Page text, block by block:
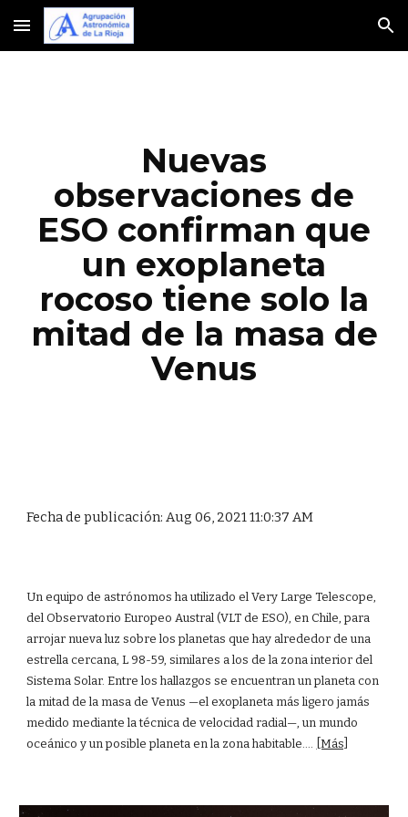
Skip to main content Skip to navigation
Nuevas
observaciones de
ESO confirman que
un exoplaneta
rocoso tiene solo la
mitad de la masa de
Venus
Fecha de publicación: Aug 06, 2021 11:0:37 AM
Un equipo de astrónomos ha utilizado el Very Large Telescope,
del Observatorio Europeo Austral (VLT de ESO), en Chile, para
arrojar nueva luz sobre los planetas que hay alrededor de una
estrella cercana, L 98-59, similares a los de la zona interior del
Sistema Solar. Entre los hallazgos se encuentran un planeta con
la mitad de la masa de Venus —el exoplaneta más ligero jamás
medido mediante la técnica de velocidad radial—, un mundo
oceánico y un posible planeta en la zona habitable.... [Más]